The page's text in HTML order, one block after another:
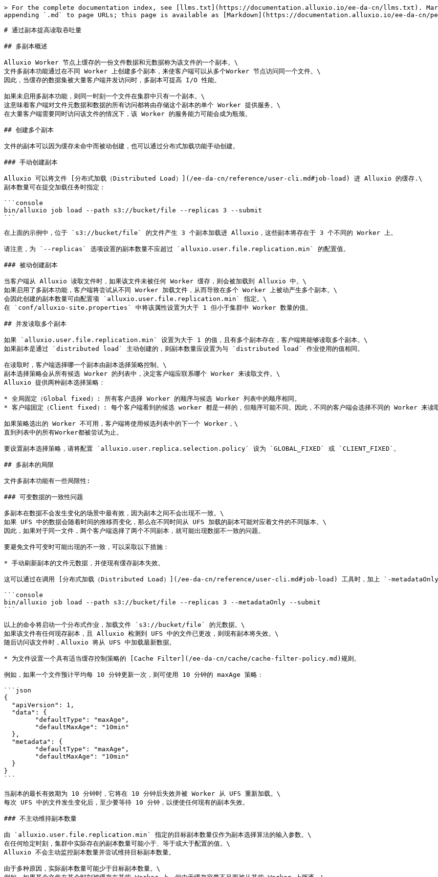
> For the complete documentation index, see [llms.txt](https://documentation.alluxio.io/ee-da-cn/llms.txt).
appending `.md` to page URLs; this page is available as [Markdown](https://documentation.alluxio.io/ee-da-cn/
# 通过副本提高读取吞吐量
## 多副本概述
Alluxio Worker 节点上缓存的一份文件数据和元数据称为该文件的一个副本。\
文件多副本功能通过在不同 Worker 上创建多个副本，来使客户端可以从多个Worker 节点访问同一个文件。\
因此，当缓存的数据集被大量客户端并发访问时，多副本可提高 I/O 性能。
如果未启用多副本功能，则同一时刻一个文件在集群中只有一个副本。\
这意味着客户端对文件元数据和数据的所有访问都将由存储这个副本的单个 Worker 提供服务。\
在大量客户端需要同时访问该文件的情况下，该 Worker 的服务能力可能会成为瓶颈。
## 创建多个副本
文件的副本可以因为缓存未命中而被动创建，也可以通过分布式加载功能手动创建。
### 手动创建副本
Alluxio 可以将文件 [分布式加载（Distributed Load）](/ee-da-cn/reference/user-cli.md#job-load) 进 Alluxio 的缓存.\
副本数量可在提交加载任务时指定：
```console
bin/alluxio job load --path s3://bucket/file --replicas 3 --submit
```
在上面的示例中，位于 `s3://bucket/file` 的文件产生 3 个副本加载进 Alluxio，这些副本将存在于 3 个不同的 Worker 上。
请注意，为 `--replicas` 选项设置的副本数量不应超过 `alluxio.user.file.replication.min` 的配置值。
### 被动创建副本
当客户端从 Alluxio 读取文件时，如果该文件未被任何 Worker 缓存，则会被加载到 Alluxio 中。\
如果启用了多副本功能，客户端将尝试从不同 Worker 加载文件，从而导致在多个 Worker 上被动产生多个副本。\
会因此创建的副本数量可由配置项 `alluxio.user.file.replication.min` 指定。\
在 `conf/alluxio-site.properties` 中将该属性设置为大于 1 但小于集群中 Worker 数量的值。
## 并发读取多个副本
如果 `alluxio.user.file.replication.min` 设置为大于 1 的值，且有多个副本存在，客户端将能够读取多个副本。\
如果副本是通过 `distributed load` 主动创建的，则副本数量应设置为与 `distributed load` 作业使用的值相同。
在读取时，客户端选择哪一个副本由副本选择策略控制。\
副本选择策略会从所有候选 Worker 的列表中，决定客户端应联系哪个 Worker 来读取文件。\
Alluxio 提供两种副本选择策略：
* 全局固定（Global fixed）: 所有客户选择 Worker 的顺序与候选 Worker 列表中的顺序相同。
* 客户端固定（Client fixed）: 每个客户端看到的候选 worker 都是一样的，但顺序可能不同。因此，不同的客户端会选择不同的 Worker 来读取
如果策略选出的 Worker 不可用，客户端将使用候选列表中的下一个 Worker，\
直到列表中的所有Worker都被尝试为止。
要设置副本选择策略，请将配置 `alluxio.user.replica.selection.policy` 设为 `GLOBAL_FIXED` 或 `CLIENT_FIXED`。
## 多副本的局限
文件多副本功能有一些局限性:
### 可变数据的一致性问题
多副本在数据不会发生变化的场景中最有效，因为副本之间不会出现不一致。\
如果 UFS 中的数据会随着时间的推移而变化，那么在不同时间从 UFS 加载的副本可能对应着文件的不同版本。\
因此，如果对于同一文件，两个客户端选择了两个不同副本，就可能出现数据不一致的问题。
要避免文件可变时可能出现的不一致，可以采取以下措施：
* 手动刷新副本的文件元数据，并使现有缓存副本失效。
这可以通过在调用 [分布式加载（Distributed Load）](/ee-da-cn/reference/user-cli.md#job-load) 工具时，加上 `-metadataOnly`
```console
bin/alluxio job load --path s3://bucket/file --replicas 3 --metadataOnly --submit
```
以上的命令将启动一个分布式作业，加载文件 `s3://bucket/file` 的元数据。\
如果该文件有任何现存副本，且 Alluxio 检测到 UFS 中的文件已更改，则现有副本将失效。\
随后访问该文件时，Alluxio 将从 UFS 中加载最新数据。
* 为文件设置一个具有适当缓存控制策略的 [Cache Filter](/ee-da-cn/cache/cache-filter-policy.md)规则。
例如，如果一个文件预计平均每 10 分钟更新一次，则可使用 10 分钟的 maxAge 策略：
```json
{
}
```
当副本的最长有效期为 10 分钟时，它将在 10 分钟后失效并被 Worker 从 UFS 重新加载。\
每次 UFS 中的文件发生变化后，至少要等待 10 分钟，以便使任何现有的副本失效。
### 不主动维持副本数量
由 `alluxio.user.file.replication.min` 指定的目标副本数量仅作为副本选择算法的输入参数。\
在任何给定时刻，集群中实际存在的副本数量可能小于、等于或大于配置的值。\
Alluxio 不会主动监控副本数量并尝试维持目标副本数量。
由于多种原因，实际副本数量可能少于目标副本数量。\